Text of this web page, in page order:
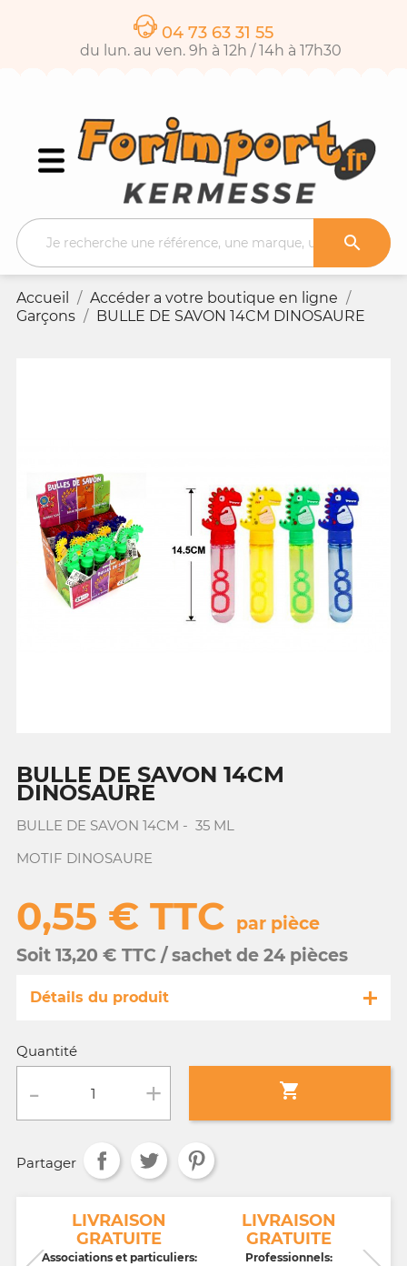
04 73 63 31 55
du lun. au ven. 9h à 12h / 14h à 17h30

Accueil
Accéder a votre boutique en ligne
Garçons
BULLE DE SAVON 14CM DINOSAURE
BULLE DE SAVON 14CM
DINOSAURE
BULLE DE SAVON 14CM - 35 ML
MOTIF DINOSAURE
0,55 € TTC par pièce
Soit 13,20 € TTC / sachet de 24 pièces
Détails du produit
Référence
Conditionnement :
Age :
Quantité

Partager
LIVRAISON
GRATUITE
Associations et particuliers:
LIVRAISON
GRATUITE
Professionnels: